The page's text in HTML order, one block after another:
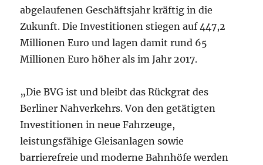
abgelaufenen Geschäftsjahr kräftig in die
Zukunft. Die Investitionen stiegen auf 447,2
Millionen Euro und lagen damit rund 65
Millionen Euro höher als im Jahr 2017.
„Die BVG ist und bleibt das Rückgrat des
Berliner Nahverkehrs. Von den getätigten
Investitionen in neue Fahrzeuge,
leistungsfähige Gleisanlagen sowie
barrierefreie und moderne Bahnhöfe werden